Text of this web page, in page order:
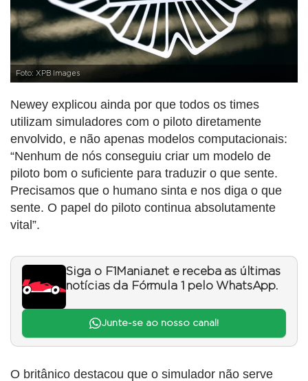
Foto: XPB Images
Newey explicou ainda por que todos os times
utilizam simuladores com o piloto diretamente
envolvido, e não apenas modelos computacionais:
“Nenhum de nós conseguiu criar um modelo de
piloto bom o suficiente para traduzir o que sente.
Precisamos que o humano sinta e nos diga o que
sente. O papel do piloto continua absolutamente
vital”.
Siga o F1Mania.net e receba as últimas
notícias da Fórmula 1 pelo WhatsApp.
Junte-se ao nosso canal!
O britânico destacou que o simulador não serve